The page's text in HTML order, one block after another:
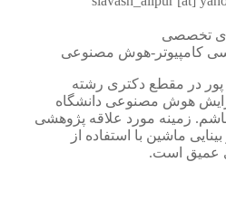
تخصصی
کامپیوتر-هوش مصنوعی
در مقطع دکتری رشته
هوش مصنوعی دانشگاه
زمینه مورد علاقه پژوهشی
ماشین با استفاده از
عمیق است.